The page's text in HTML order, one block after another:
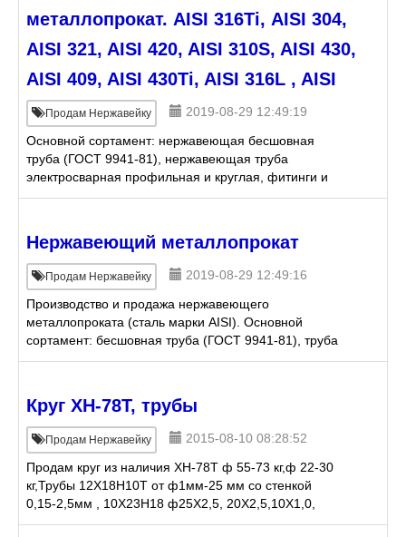
металлопрокат. AISI 316Тi, АISI 304,
AISI 321, AISI 420, AISI 310S, AISI 430,
AISI 409, AISI 430Тi, AISI 316L , AISI
Продам Нержавейку
2019-08-29 12:49:19
Основной сортамент: нержавеющая бесшовная
труба (ГОСТ 9941-81), нержавеющая труба
электросварная профильная и круглая, фитинги и
трубопроводная арматура для нефтехимической и
Нержавеющий металлопрокат
Продам Нержавейку
2019-08-29 12:49:16
Производство и продажа нержавеющего
металлопроката (сталь марки AISI). Основной
сортамент: бесшовная труба (ГОСТ 9941-81), труба
электросварная профильная и круглая, фитинги и
Круг ХН-78Т, трубы
Продам Нержавейку
2015-08-10 08:28:52
Продам круг из наличия ХН-78Т ф 55-73 кг,ф 22-30
кг,Трубы 12Х18Н10Т от ф1мм-25 мм со стенкой
0,15-2,5мм , 10Х23Н18 ф25Х2,5, 20Х2,5,10Х1,0,
шестигранники 12Х18Н18т ф 14- 41(